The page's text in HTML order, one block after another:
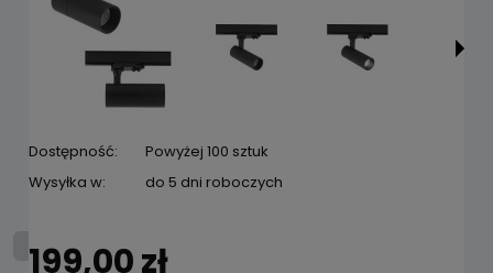
Dostępność:
Powyżej 100 sztuk
Wysyłka w:
do 5 dni roboczych
199,00 zł